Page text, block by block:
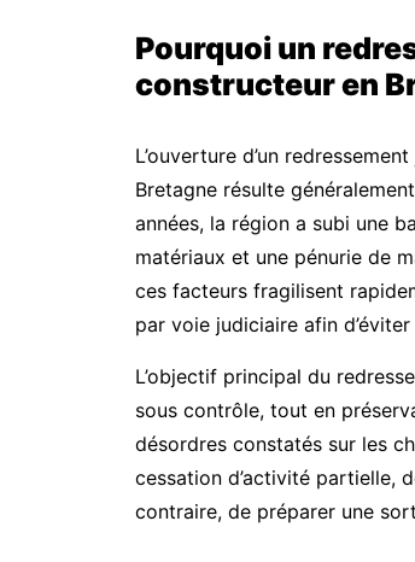
Pourquoi un
constructeur en
L’ouverture d’un
Bretagne résulte
années, la région a subi une
matériaux et une pénurie de
ces facteurs fragilisent
par voie judiciaire afin
L’objectif principal du
sous contrôle, tout en
désordres constatés sur les
cessation d’activité partielle,
contraire, de préparer une